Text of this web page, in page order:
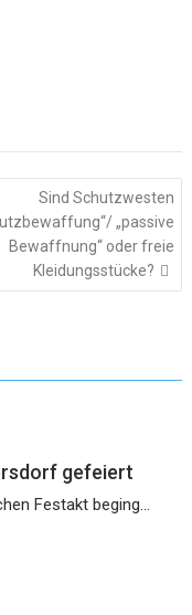
Sind Schutzwesten
„passive
Bewaffnung“ oder freie
Kleidungsstücke?
gefeiert
Festakt beging...